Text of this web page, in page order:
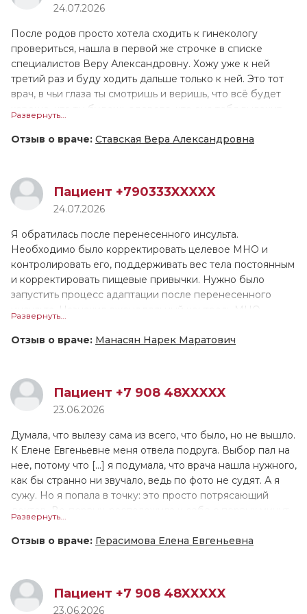
сделала всё, что требовалось. Особо хотелось бы
диагностику, она действовала очень бережно, в отличие
от многих других врачей, которых я посещала ранее.
ещё ни 1 врач не принимал меня настолько долго!
Валентина Геннадьевна назначила лечение, и сейчас мы
поддерживаем связь, контролируем моё состояние.
Причём она не только подробно расписала как
принимать препараты, но и устно всё проговорила. У
меня довольно сложный, не рядовой случай, поэтому
ритм пока не восстановился, но мы надеемся, что всё
наладится. Если это лечение не поможет, в августе
снова обращусь к В.Г. Тарасовой.
24.07.2026
После родов просто хотела сходить к гинекологу
провериться, нашла в первой же строчке в списке
специалистов Веру Александровну. Хожу уже к ней
третий раз и буду ходить дальше только к ней. Это тот
врач, в чьи глаза ты смотришь и веришь, что всё будет
хорошо, что ты будешь здорова, что она тебя вылечит,
работу, как будто она знает всё о всех болезнях и
Суперврач, очень бережное отношение, шутит, смеётся,
объясняет всё дословно, очень образованна и
квалифицированна. Не стесняясь можно задавать любые
вопросы, тебе на них ответят, очень располагает к себе,
улыбается. Меня удивляет, что я прихожу к ней раз в
год, а она всё знает, что было год назад, с чем я к ней
приходила до этого, она всё помнит. Мне всегда
попадались грубые специалисты в этой сфере, идя на
приём, я думала будет так же, и не важно, была ли я в
частной клинике или нет, но Вера Александровна такая
переживает за каждого своего пациента искренне, а не
просто для галочки, как часто бывает. Приём длился 40
Развернуть...
Отзыв о враче: Ставская Вера Александровна
Пациент +790333XXXXX
24.07.2026
Я обратилась после перенесенного инсульта.
Необходимо было корректировать целевое МНО и
контролировать его, поддерживать вес тела постоянным
и корректировать пищевые привычки. Нужно было
запустить процесс адаптации после перенесенного
инсульта. Назначил еженедельный контроль МНО.
предельно точно и понятно. Общее впечатление о
Доктор очень знающий, компетентный, глубокий, знает
хорошо кардиологию и неврологию. Доктор очень
аккуратный, ответственный, очень позитивный человек.
Развернуть...
Отзыв о враче: Манасян Нарек Маратович
Пациент +7 908 48XXXXX
23.06.2026
Думала, что вылезу сама из всего, что было, но не вышло.
К Елене Евгеньевне меня отвела подруга. Выбор пал на
нее, потому что [...] я подумала, что врача нашла нужного,
как бы странно ни звучало, ведь по фото не судят. А я
сужу. Но я попала в точку: это просто потрясающий
доктор. Во-первых, расположила к себе с первых минут
меня. Лечение не пришлось подбирать долго, Елена
она слушала и не перебивала, как убеждала, что все
трудности временны, просто нужно помочь психике
Развернуть...
Отзыв о враче: Герасимова Елена Евгеньевна
Пациент +7 908 48XXXXX
23.06.2026